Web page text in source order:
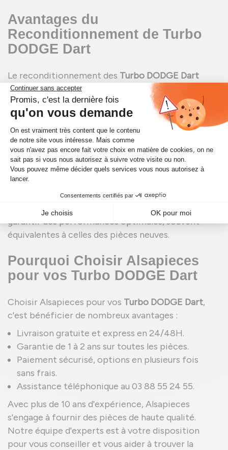
Avantages du
Reconditionnement de Turbo
DODGE Dart
Le reconditionnement des Turbo DODGE Dart
présente de nombreux avantages. Tout d'abord, il
est économiquement avantageux, car les pièces
reconditionnées sont souvent moins chères que
les pièces neuves tout en offrant une qualité
comparable. De plus, le reconditionnement est une
option écologique, car il permet de réutiliser des
composants existants, réduisant ainsi les déchets
et l'empreinte carbone. En termes de qualité et de
durabilité, les pièces reconditionnées sont
rigoureusement testées et remises à neuf pour
garantir des performances optimales, souvent
équivalentes à celles des pièces neuves.
Pourquoi Choisir Alsapieces
pour vos Turbo DODGE Dart
Choisir Alsapieces pour vos Turbo DODGE Dart,
c'est bénéficier de nombreux avantages :
Livraison gratuite et express en 24/48H.
Garantie de 1 à 2 ans sur toutes les pièces.
Paiement sécurisé, options en plusieurs fois
sans frais.
Assistance téléphonique au 03 88 55 24 55.
Avec plus de 10 ans d'expérience, Alsapieces
s'engage à fournir des pièces de haute qualité.
Notre équipe d'experts est à votre disposition
pour vous conseiller et vous aider à trouver la